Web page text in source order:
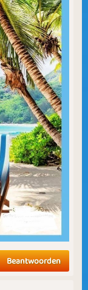
Beantwoorden